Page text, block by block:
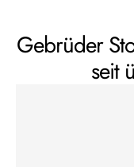
Gebrüder
seit